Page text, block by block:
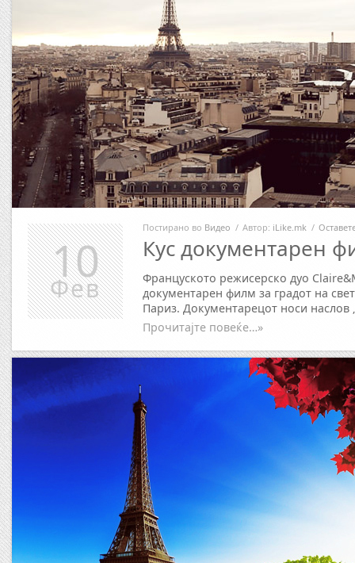
Постирано во Видео / Автор: iLike.mk /
Кус документарен
Француското режисерско дуо
документарен филм за градот на
Париз. Документарецот носи наслов
Прочитајте повеќе…»
10
Фев